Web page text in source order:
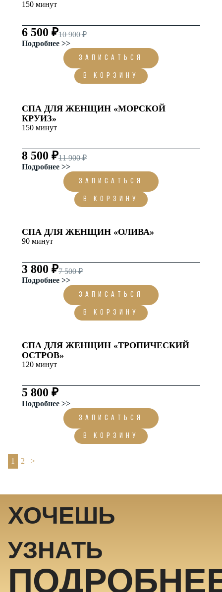
150 минут
6 500 ₽10 900 ₽
Подробнее >>
ЗАПИСАТЬСЯ
В корзину
СПА ДЛЯ ЖЕНЩИН «МОРСКОЙ
КРУИЗ»
150 минут
8 500 ₽11 900 ₽
Подробнее >>
ЗАПИСАТЬСЯ
В корзину
СПА ДЛЯ ЖЕНЩИН «ОЛИВА»
90 минут
3 800 ₽7 500 ₽
Подробнее >>
ЗАПИСАТЬСЯ
В корзину
СПА ДЛЯ ЖЕНЩИН «ТРОПИЧЕСКИЙ
ОСТРОВ»
120 минут
5 800 ₽
Подробнее >>
ЗАПИСАТЬСЯ
В корзину
1 2 >
ХОЧЕШЬ
УЗНАТЬ